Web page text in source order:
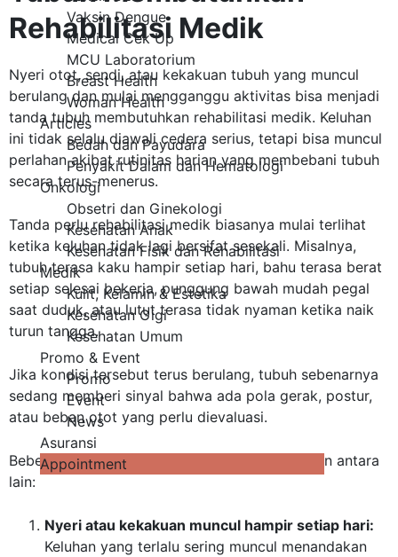
Vaksin Dengue
Medical Cek Up
MCU Laboratorium
Breast Health
Woman Health
Articles
Bedah dan Payudara
Penyakit Dalam dan Hematologi
Onkologi
Obsetri dan Ginekologi
Kesehatan Anak
Kesehatan Fisik dan Rehabilitasi
Medik
Kulit, Kelamin & Estetika
Kesehatan Gigi
Kesehatan Umum
Promo & Event
Promo
Event
News
Asuransi
Appointment
Rehabilitasi Medik
Nyeri otot, sendi, atau kekakuan tubuh yang muncul
berulang dan mulai mengganggu aktivitas bisa menjadi
tanda tubuh membutuhkan rehabilitasi medik. Keluhan
ini tidak selalu diawali cedera serius, tetapi bisa muncul
perlahan akibat rutinitas harian yang membebani tubuh
secara terus-menerus.
Tanda perlu rehabilitasi medik biasanya mulai terlihat
ketika keluhan tidak lagi bersifat sesekali. Misalnya,
tubuh terasa kaku hampir setiap hari, bahu terasa berat
setiap selesai bekerja, punggung bawah mudah pegal
saat duduk, atau lutut terasa tidak nyaman ketika naik
turun tangga.
Jika kondisi tersebut terus berulang, tubuh sebenarnya
sedang memberi sinyal bahwa ada pola gerak, postur,
atau beban otot yang perlu dievaluasi.
Beberapa tanda yang sebaiknya tidak diabaikan antara
lain:
Nyeri atau kekakuan muncul hampir setiap hari:
Keluhan yang terlalu sering muncul menandakan